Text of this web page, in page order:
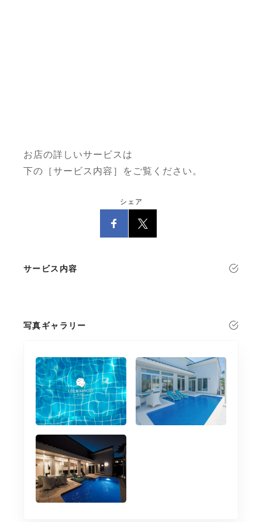
お店の詳しいサービスは
下の［サービス内容］をご覧ください。
シェア
サービス内容
写真ギャラリー